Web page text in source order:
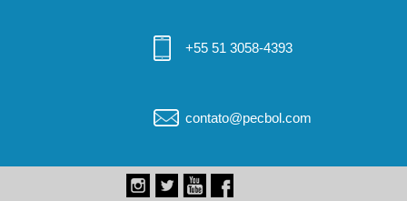
+55 51 3058-4393
contato@pecbol.com